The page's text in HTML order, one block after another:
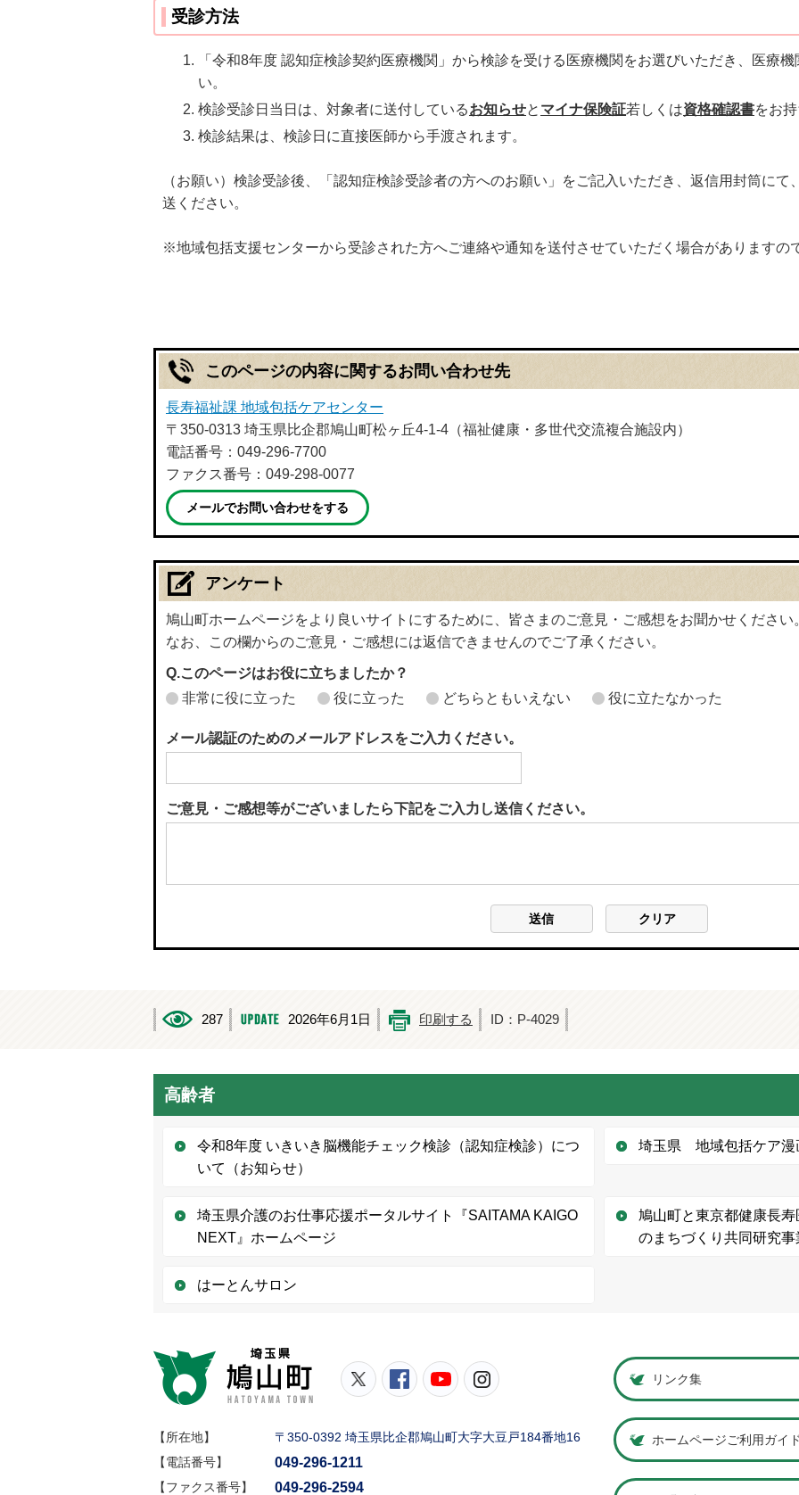
受診方法
「令和8年度 認知症検診契約医療機関」から検診を受ける医療機関をお選びいただき、医療
い。
検診受診日当日は、対象者に送付しているお知らせと マイナ保険証若しくは資格確認書をお
検診結果は、検診日に直接医師から手渡されます。
（お願い）検診受診後、「認知症検診受診者の方へのお願い」をご記入いただき、返信用封筒に
送ください。
※地域包括支援センターから受診された方へご連絡や通知を送付させていただく場合がありますの
このページの内容に関するお問い合わせ先
長寿福祉課 地域包括ケアセンター
〒350-0313 埼玉県比企郡鳩山町松ヶ丘4-1-4（福祉健康・多世代交流複合施設内）
電話番号：049-296-7700
ファクス番号：049-298-0077
メールでお問い合わせをする
アンケート
鳩山町ホームページをより良いサイトにするために、皆さまのご意見・ご感想をお聞かせください
なお、この欄からのご意見・ご感想には返信できませんのでご了承ください。
Q.このページはお役に立ちましたか？
非常に役に立った
役に立った どちらともいえない 役に立たなかった
メール認証のためのメールアドレスをご入力ください。
ご意見・ご感想等がございましたら下記をご入力し送信ください。
287 2026年6月1日 印刷する ID：P-4029
高齢者
令和8年度 いきいき脳機能チェック検診（認知症検診）につ
いて（お知らせ）
埼玉県 地域包括ケア漫
埼玉県介護のお仕事応援ポータルサイト『SAITAMA KAIGO
NEXT』ホームページ
鳩山町と東京都健康長
のまちづくり共同研究
はーとんサロン
鳩山町
鳩山町公式Twitter
鳩山町公式Facebook
鳩山町公式YouTube
鳩山町公式Instagram
【所在地】
〒350-0392 埼玉県比企郡鳩山町大字大豆戸184番地16
【電話番号】
049-296-1211
【ファクス番号】 049-296-2594
リンク集
ホームページご利用ガイ